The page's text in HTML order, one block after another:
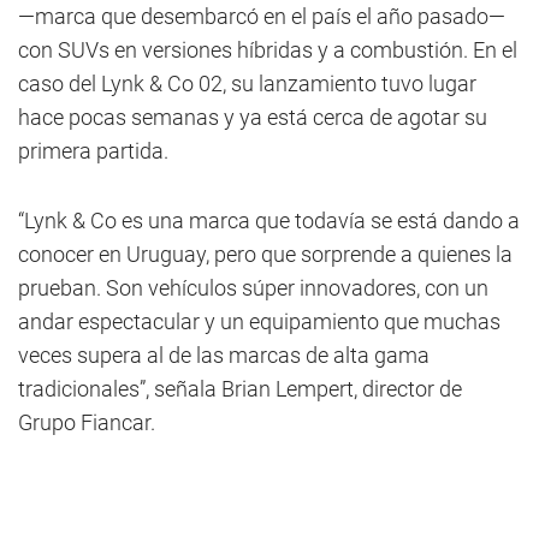
—marca que desembarcó en el país el año pasado—
con SUVs en versiones híbridas y a combustión. En el
caso del Lynk & Co 02, su lanzamiento tuvo lugar
hace pocas semanas y ya está cerca de agotar su
primera partida.
“Lynk & Co es una marca que todavía se está dando a
conocer en Uruguay, pero que sorprende a quienes la
prueban. Son vehículos súper innovadores, con un
andar espectacular y un equipamiento que muchas
veces supera al de las marcas de alta gama
tradicionales”, señala Brian Lempert, director de
Grupo Fiancar.